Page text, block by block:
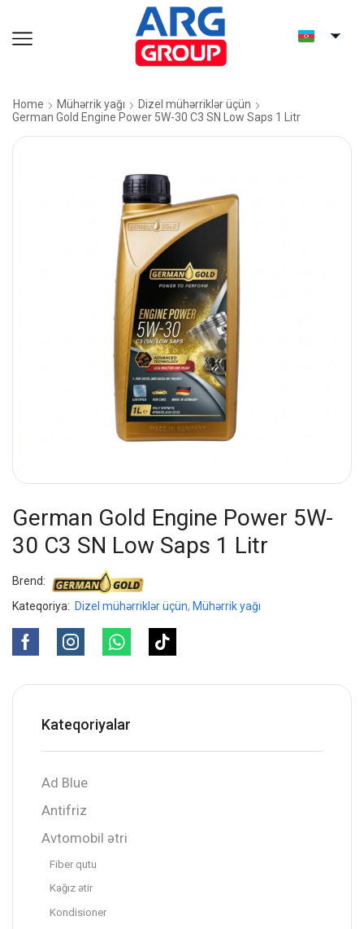
Home Mühərrik yağı
Dizel mühərriklər üçün
German Gold Engine Power 5W-30 C3 SN Low Saps 1 Litr
German Gold Engine Power 5W-
30 C3 SN Low Saps 1 Litr
Brend:
Kateqoriya: Dizel mühərriklər üçün, Mühərrik yağı
Kateqoriyalar
Ad Blue
Antifriz
Avtomobil ətri
Fiber qutu
Kağız ətir
Kondisioner